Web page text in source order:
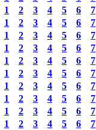
1 2 3 4 5 6
7
1 2 3 4 5 6
7
1 2 3 4 5 6
7
1 2 3 4 5 6
7
1 2 3 4 5 6
7
1 2 3 4 5 6
7
1 2 3 4 5 6
7
1 2 3 4 5 6
7
1 2 3 4 5 6
7
1 2 3 4 5 6
7